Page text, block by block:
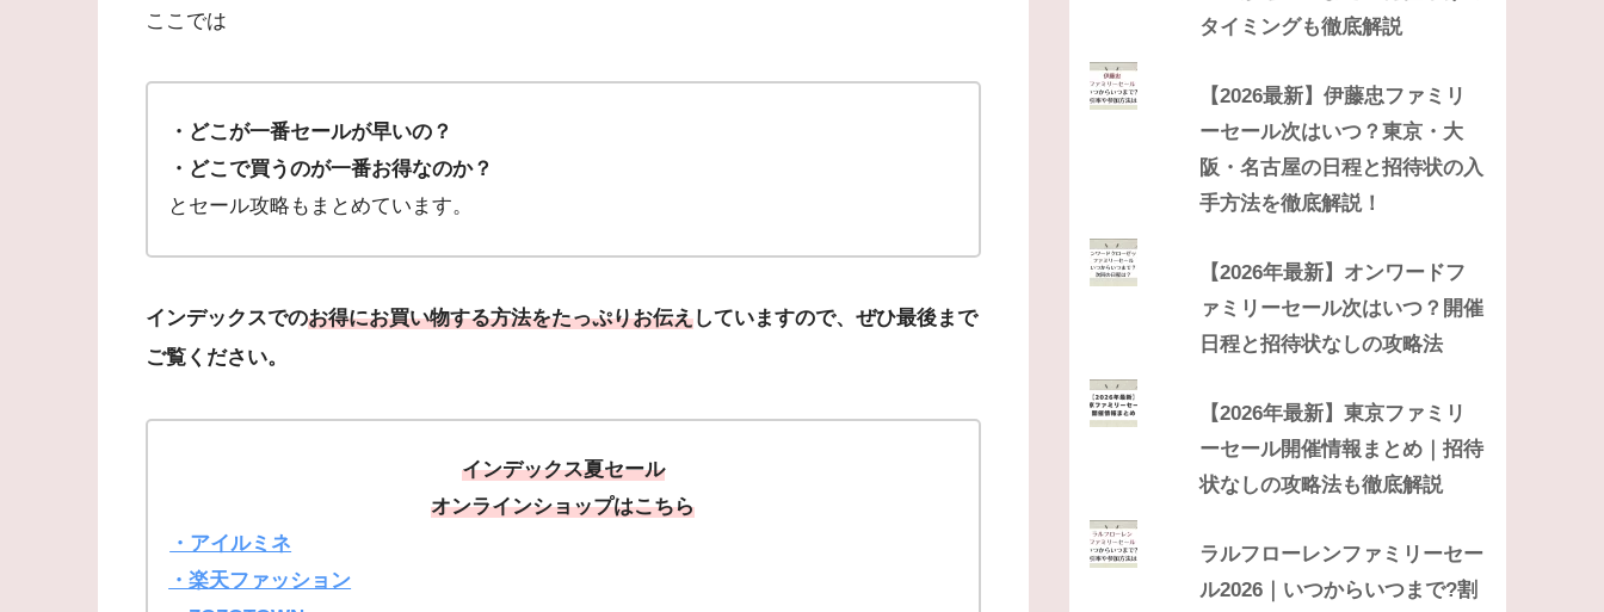
ここでは
・どこが一番セールが早いの？
・どこで買うのが一番お得なのか？
とセール攻略もまとめています。
インデックスでのお得にお買い物する方法をたっぷりお伝えしていますので、ぜひ最後まで
ご覧ください。
インデックス夏セール
オンラインショップはこちら
・アイルミネ
・楽天ファッション
タイミングも徹底解説
【2026最新】伊藤忠ファミリ
ーセール次はいつ？東京・大
阪・名古屋の日程と招待状の入
手方法を徹底解説！
【2026年最新】オンワードフ
ァミリーセール次はいつ？開催
日程と招待状なしの攻略法
【2026年最新】東京ファミリ
ーセール開催情報まとめ｜招待
状なしの攻略法も徹底解説
ラルフローレンファミリーセー
ル2026｜いつからいつまで?割